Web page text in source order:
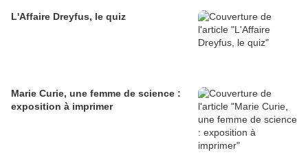
L'Affaire Dreyfus, le quiz
Marie Curie, une femme de science :
exposition à imprimer